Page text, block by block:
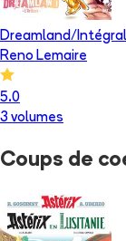
Dreamland/
Reno Lemaire
5.0
3 volumes
Coups de